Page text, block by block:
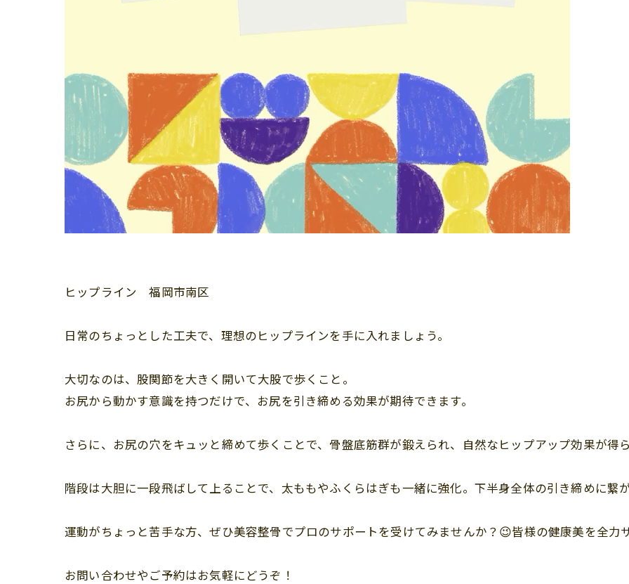
ヒップライン 福岡市南区
日常のちょっとした工夫で、理想のヒップラインを手に入れましょう。
大切なのは、股関節を大きく開いて大股で歩くこと。
お尻から動かす意識を持つだけで、お尻を引き締める効果が期待できます。
さらに、お尻の穴をキュッと締めて歩くことで、骨盤底筋群が鍛えられ、自然なヒップアップ効果が得
階段は大胆に一段飛ばして上ることで、太ももやふくらはぎも一緒に強化。下半身全体の引き締めに繋
運動がちょっと苦手な方、ぜひ美容整骨でプロのサポートを受けてみませんか？😉皆様の健康美を全力
お問い合わせやご予約はお気軽にどうぞ！